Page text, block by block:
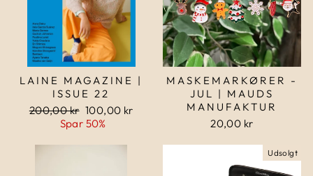
LAINE MAGAZINE |
ISSUE 22
Normalpris
200,00 kr Udsalgspris
100,00 kr
Spar 50%
MASKEMARKØRER -
JUL | MAUDS
MANUFAKTUR
20,00 kr
Udsolgt